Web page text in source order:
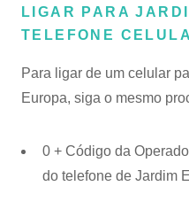
LIGAR PARA
TELEFONE
Para ligar de um celular
Europa, siga o mesmo
0 + Código da
do telefone de Jardim